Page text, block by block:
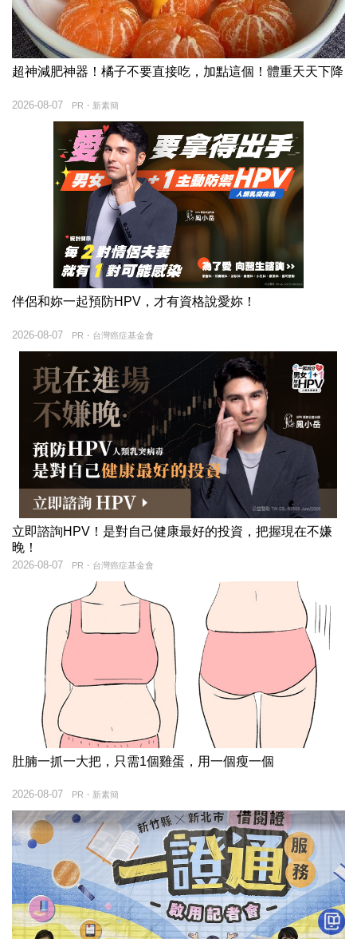
超神減肥神器！橘子不要直接吃，加點這個！體重天天下降
PR・新素簡
2026-08-07
伴侶和妳一起預防HPV，才有資格說愛妳！
PR・台灣癌症基金會
2026-08-07
立即諮詢HPV！是對自己健康最好的投資，把握現在不嫌
晚！
PR・台灣癌症基金會
2026-08-07
肚腩一抓一大把，只需1個雞蛋，用一個瘦一個
PR・新素簡
2026-08-07